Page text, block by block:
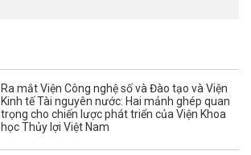
Ra mắt Viện Công nghệ số và Đào tạo và Viện
Kinh tế Tài nguyên nước: Hai mảnh ghép quan
trọng cho chiến lược phát triển của Viện Khoa
học Thủy lợi Việt Nam